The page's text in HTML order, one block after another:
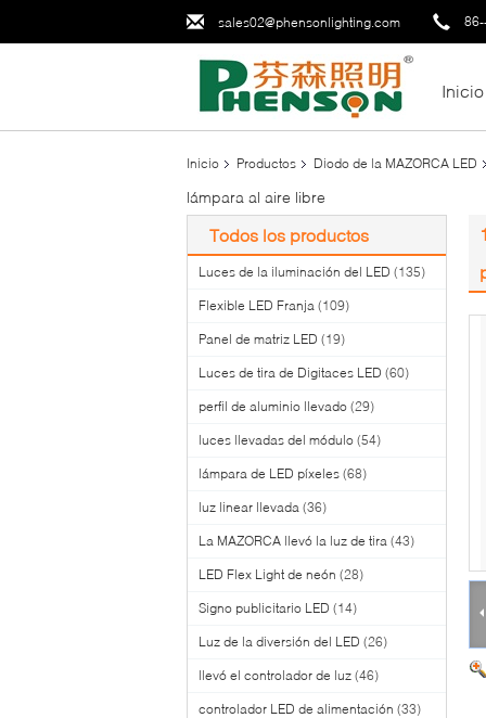
sales02@phensonlighting.com
Inicio
Inicio Productos Diodo de la MAZORCA LED
lámpara al aire libre
Todos los productos
Luces de la iluminación del LED (135)
Flexible LED Franja (109)
Panel de matriz LED (19)
Luces de tira de Digitaces LED (60)
perfil de aluminio llevado (29)
luces llevadas del módulo (54)
lámpara de LED píxeles (68)
luz linear llevada (36)
La MAZORCA llevó la luz de tira (43)
LED Flex Light de neón (28)
Signo publicitario LED (14)
Luz de la diversión del LED (26)
llevó el controlador de luz (46)
controlador LED de alimentación (33)